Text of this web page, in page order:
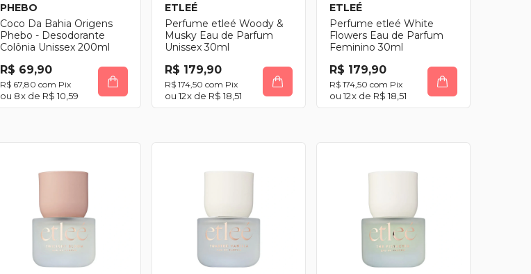
PHEBO
Coco Da Bahia Origens
Phebo - Desodorante
Colônia Unissex 200ml
R$ 69,90
R$ 67,80 com Pix
8x de R$ 10,59
ETLEÉ
Perfume etleé Woody &
Musky Eau de Parfum
Unissex 30ml
R$ 179,90
R$ 174,50 com Pix
12x de R$ 18,51
ETLEÉ
Perfume etleé White
Flowers Eau de Parfum
Feminino 30ml
R$ 179,90
R$ 174,50 com Pix
12x de R$ 18,51